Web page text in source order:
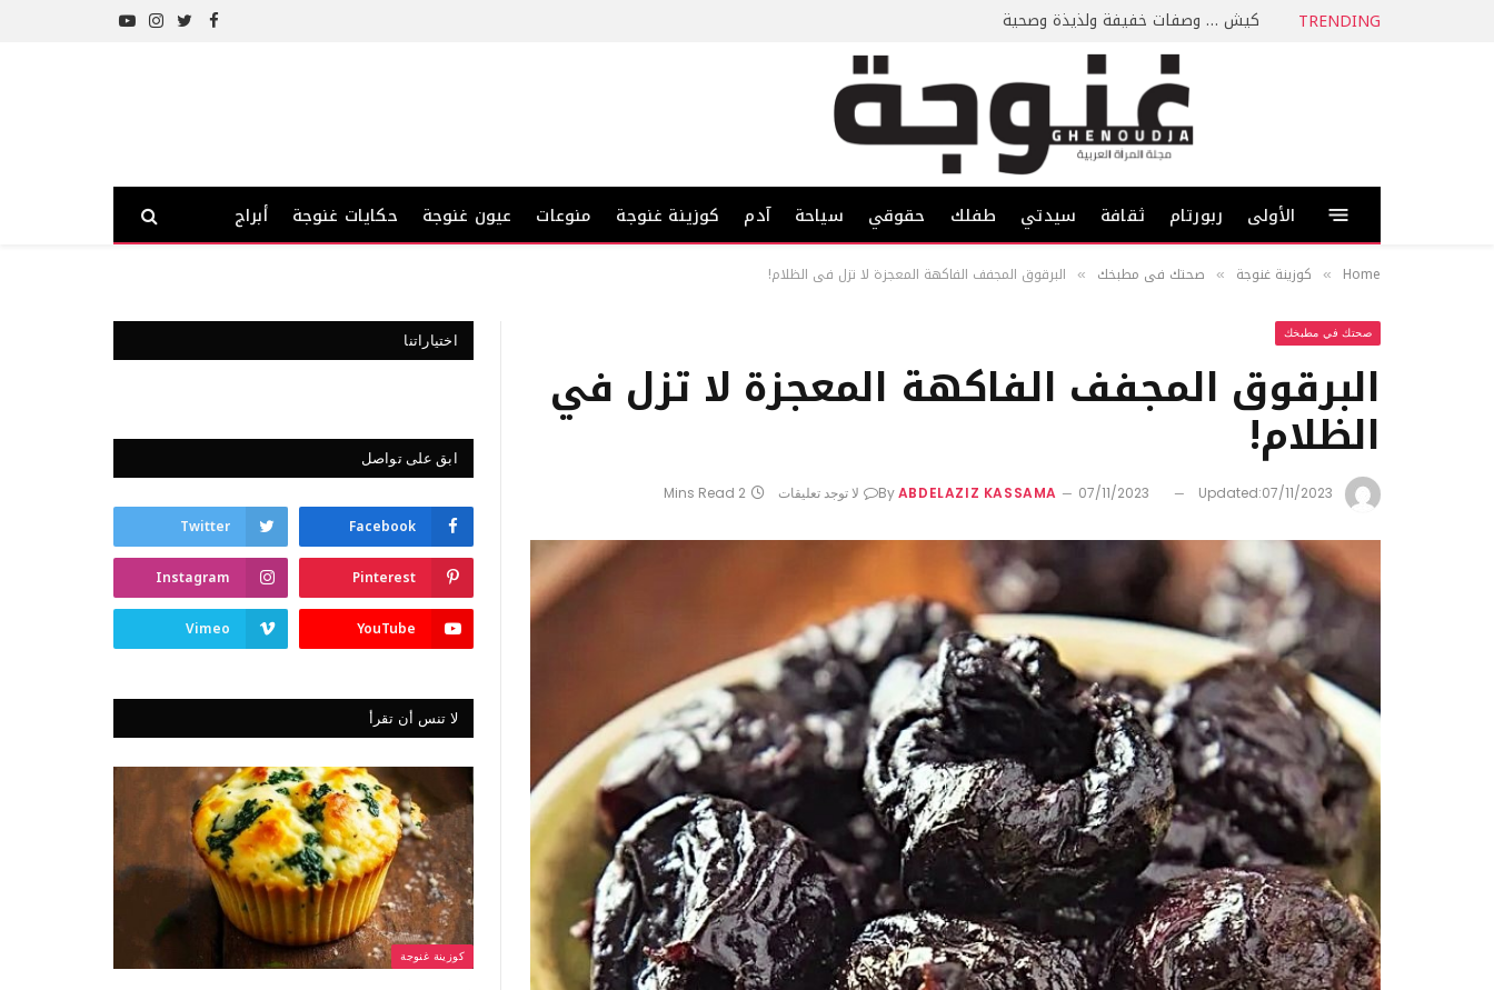
TRENDING كيش … وصفات خفيفة ولذيذة وصحية Facebook
Twitter
Instagram
YouTube
الأولى ربورتام ثقافة سيدتي طفلك حقوقي سياحة آدم كوزينة غنوجة منوعات عيون غنوجة حكايات غنوجة أبراج
Home
» كوزينة غنوجة » صحتك في مطبخك » البرقوق المجفف الفاكهة المعجزة لا تزل في الظلام!
صحتك في مطبخك
البرقوق المجفف الفاكهة المعجزة لا تزل في
الظلام!
ByABDELAZIZ KASSAMA 07/11/2023 Updated:07/11/2023 لا توجد تعليقات 2 Mins Read
اختياراتنا
ابق على تواصل
Facebook
Twitter
Pinterest
Instagram
YouTube
Vimeo
لا تنس أن تقرأ
كوزينة غنوجة